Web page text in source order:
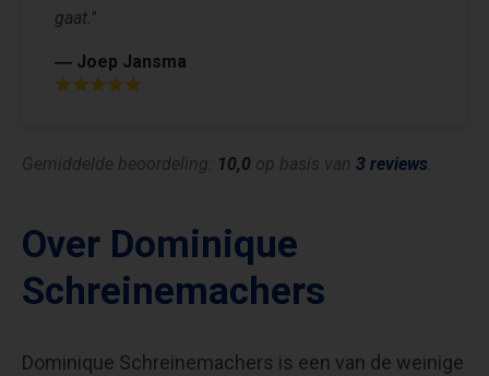
gaat."
― Joep Jansma
Gemiddelde beoordeling: 10,0 op basis van 3 reviews.
Over Dominique
Schreinemachers
Dominique Schreinemachers is een van de weinige